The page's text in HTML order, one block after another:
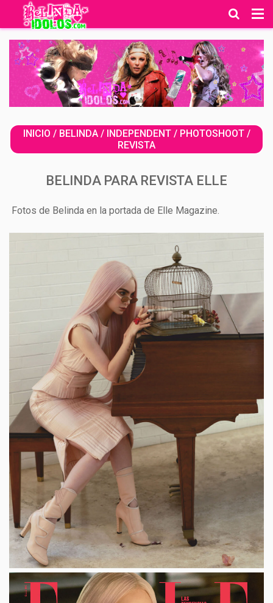
INICIO / BELINDA/ INDEPENDENT/ PHOTOSHOOT/
REVISTA
BELINDA PARA REVISTA ELLE
Fotos de Belinda en la portada de Elle Magazine.